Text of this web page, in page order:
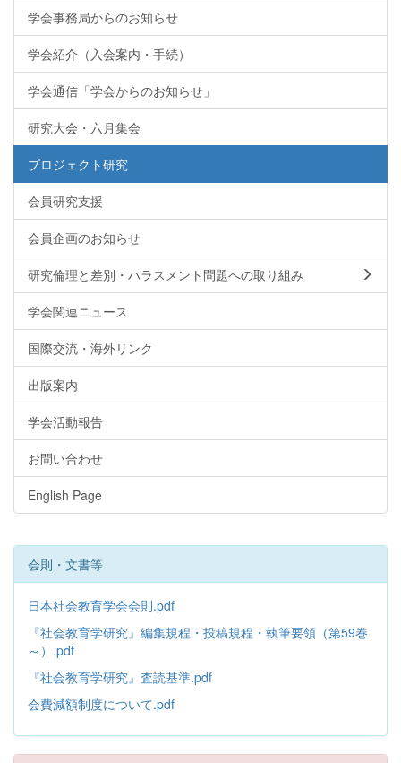
学会事務局からのお知らせ
学会紹介（入会案内・手続）
学会通信「学会からのお知らせ」
研究大会・六月集会
プロジェクト研究
会員研究支援
会員企画のお知らせ
研究倫理と差別・ハラスメント問題への取り組み
学会関連ニュース
国際交流・海外リンク
出版案内
学会活動報告
お問い合わせ
English Page
会則・文書等
日本社会教育学会会則.pdf
『社会教育学研究』編集規程・投稿規程・執筆要領（第59巻
～）.pdf
『社会教育学研究』査読基準.pdf
会費減額制度について.pdf